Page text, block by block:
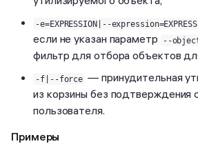
-e=EXPRESSION|--
если не указан параметр
--
фильтр для отбора объектов
-f|--force — принудительная
из корзины без подтверждения
пользователя.
Примеры